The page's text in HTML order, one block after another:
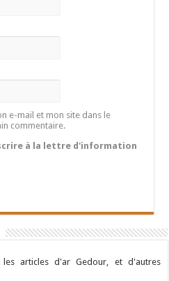
e-mail et mon site dans le
commentaire.
à la lettre d'information
articles d'ar Gedour, et d'autres